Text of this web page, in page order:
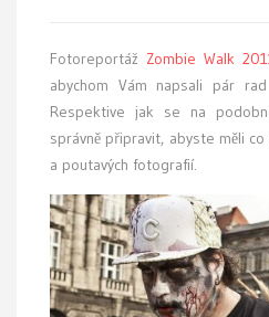
Fotoreportáž Zombie Walk
abychom Vám napsali pár
Respektive jak se na
správně připravit, abyste měli
a poutavých fotografií.